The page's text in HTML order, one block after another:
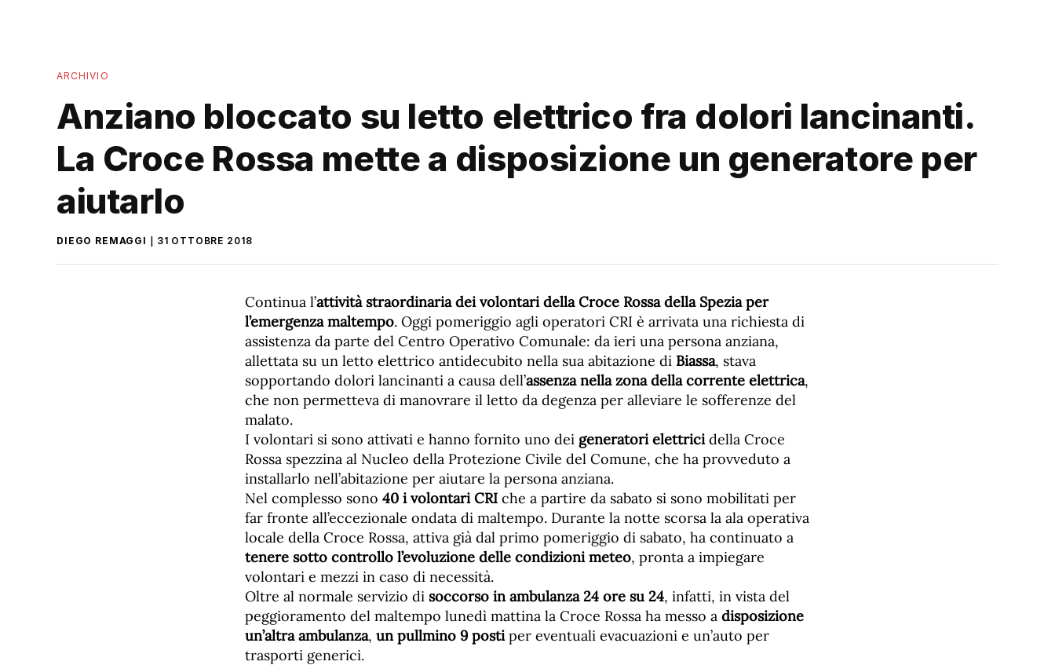
ARCHIVIO
Anziano bloccato su letto elettrico fra dolori lancinanti.
La Croce Rossa mette a disposizione un generatore per
aiutarlo
DIEGO REMAGGI 31 OTTOBRE 2018
Continua l’attività straordinaria dei volontari della Croce Rossa della Spezia per
l’emergenza maltempo. Oggi pomeriggio agli operatori CRI è arrivata una richiesta di
assistenza da parte del Centro Operativo Comunale: da ieri una persona anziana,
allettata su un letto elettrico antidecubito nella sua abitazione di Biassa, stava
sopportando dolori lancinanti a causa dell’assenza nella zona della corrente elettrica,
che non permetteva di manovrare il letto da degenza per alleviare le sofferenze del
malato.
I volontari si sono attivati e hanno fornito uno dei generatori elettricidella Croce
Rossa spezzina al Nucleo della Protezione Civile del Comune, che ha provveduto a
installarlo nell’abitazione per aiutare la persona anziana.
Nel complesso sono 40 i volontari CRI che a partire da sabato si sono mobilitati per
far fronte all’eccezionale ondata di maltempo. Durante la notte scorsa la ala operativa
locale della Croce Rossa, attiva già dal primo pomeriggio di sabato, ha continuato a
tenere sotto controllo l’evoluzione delle condizioni meteo, pronta a impiegare
volontari e mezzi in caso di necessità.
Oltre al normale servizio di soccorso in ambulanza 24 ore su 24, infatti, in vista del
peggioramento del maltempo lunedì mattina la Croce Rossa ha messo a disposizione
un’altra ambulanza, un pullmino 9 postiper eventuali evacuazioni e un’auto per
trasporti generici.